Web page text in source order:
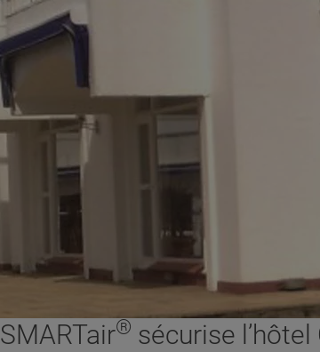
SMARTair® sécurise